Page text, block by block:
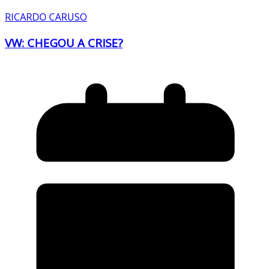
RICARDO CARUSO
VW: CHEGOU A CRISE?